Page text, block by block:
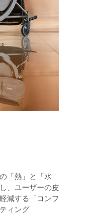
「熱」と「水
、ユーザーの皮
減する「コンフ
ィング